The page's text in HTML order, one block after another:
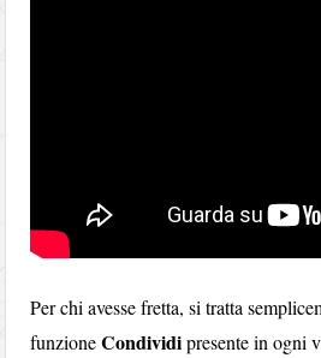
Per chi avesse fretta, si tratta
funzioneCondividipresente in ogni